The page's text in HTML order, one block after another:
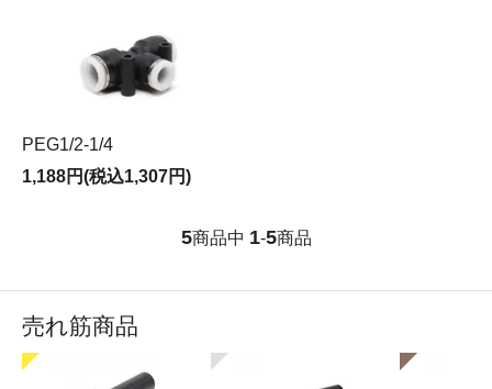
PEG1/2-1/4
1,188円(税込1,307円)
5商品中 1-5商品
売れ筋商品